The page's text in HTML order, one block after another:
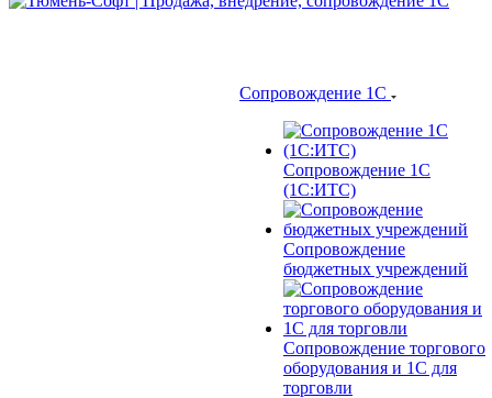
Сопровождение 1С
Сопровождение 1С
(1С:ИТС)
Сопровождение
бюджетных учреждений
Сопровождение торгового
оборудования и 1С для
торговли